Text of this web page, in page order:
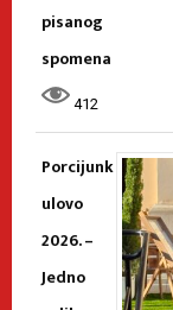
pisanog
spomena
412
Porcijunk
ulovo
2026. –
Jedno